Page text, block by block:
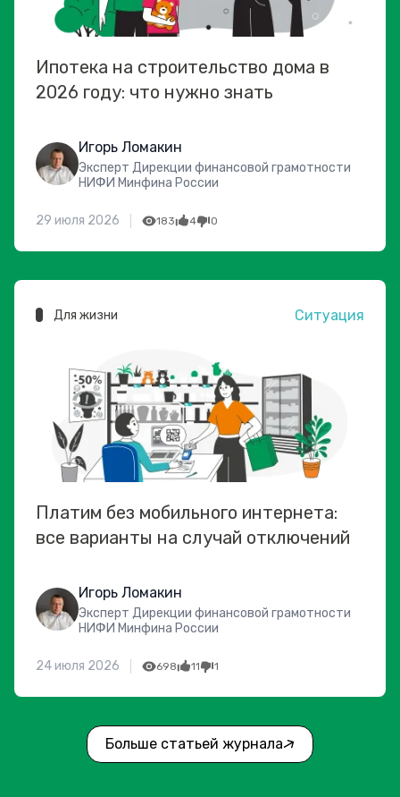
Ипотека на строительство дома в
2026 году: что нужно знать
Игорь Ломакин
Эксперт Дирекции финансовой грамотности
НИФИ Минфина России
29 июля 2026 183 4 0
Для жизни Ситуация
Платим без мобильного интернета:
все варианты на случай отключений
Игорь Ломакин
Эксперт Дирекции финансовой грамотности
НИФИ Минфина России
24 июля 2026 698 11 1
Больше статьей журнала